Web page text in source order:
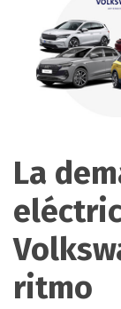
La
ritmo